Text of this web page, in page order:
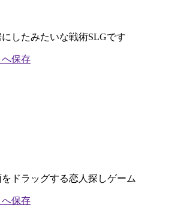
したみたいな戦術SLGです
ドラッグする恋人探しゲーム